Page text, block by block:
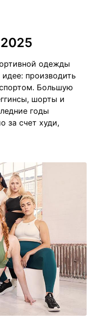
одежды
производить
Большую
шорты и
годы
за счет худи,